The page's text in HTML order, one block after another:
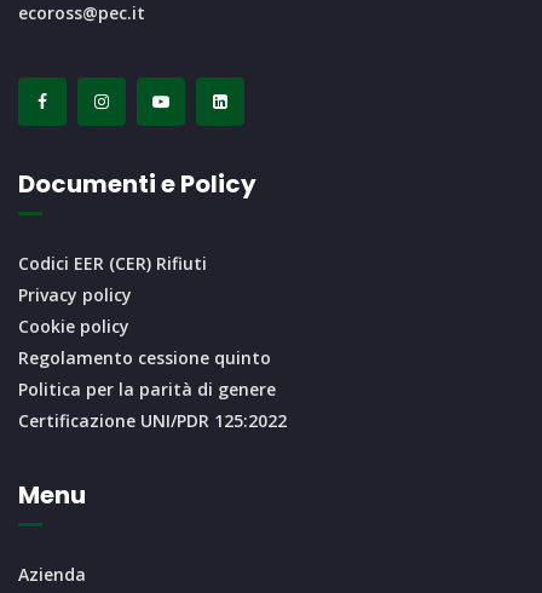
ecoross@pec.it
Documenti e Policy
Codici EER (CER) Rifiuti
Privacy policy
Cookie policy
Regolamento cessione quinto
Politica per la parità di genere
Certificazione UNI/PDR 125:2022
Menu
Azienda